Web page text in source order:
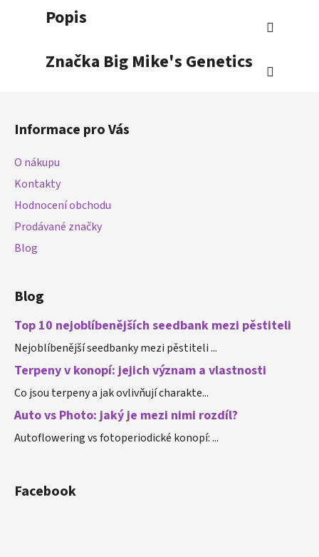
Popis
Značka Big Mike's Genetics
Informace pro Vás
O nákupu
Kontakty
Hodnocení obchodu
Prodávané značky
Blog
Blog
Top 10 nejoblíbenějších seedbank mezi pěstiteli
Nejoblíbenější seedbanky mezi pěstiteli ...
Terpeny v konopí: jejich význam a vlastnosti
Co jsou terpeny a jak ovlivňují charakte...
Auto vs Photo: jaký je mezi nimi rozdíl?
Autoflowering vs fotoperiodické konopí: ...
Facebook